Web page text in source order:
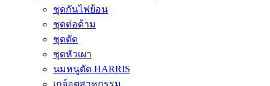
ชุดกันไฟย้อน
ชุดต่อด้าม
ชุดตัด
ชุดหัวเผา
นมหนูตัด HARRIS
เกจ์อุตสาหกรรม